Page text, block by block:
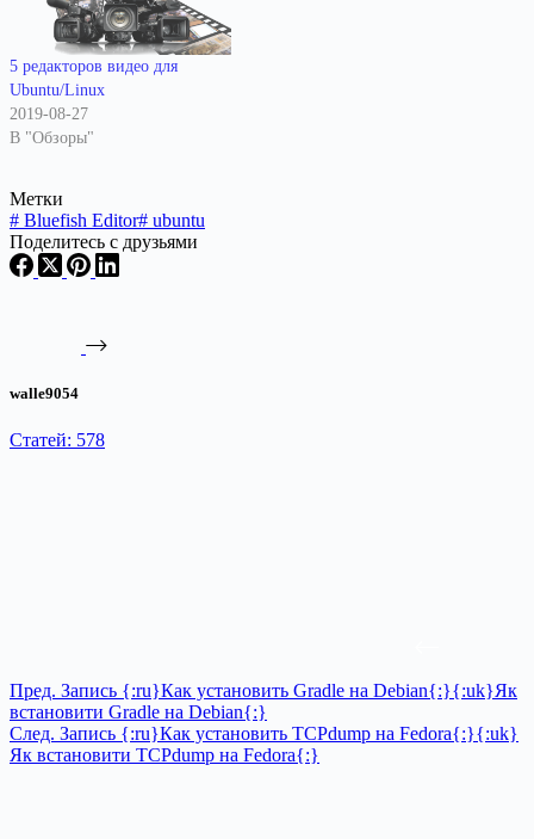
5 редакторов видео для
Ubuntu/Linux
2019-08-27
В "Обзоры"
Метки
# Bluefish Editor# ubuntu
Поделитесь с друзьями
walle9054
Статей: 578
Пред. Запись {:ru}Как установить Gradle на Debian{:}{:uk}Як
встановити Gradle на Debian{:}
След. Запись {:ru}Как установить TCPdump на Fedora{:}{:uk}
Як встановити TCPdump на Fedora{:}